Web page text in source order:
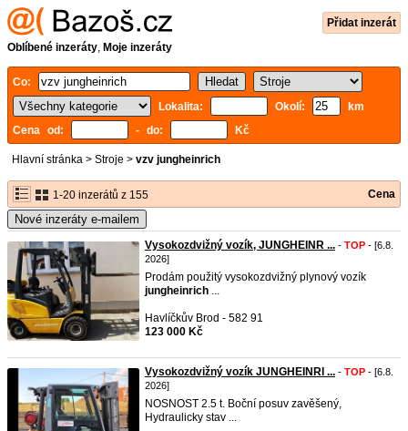
Přidat inzerát
Oblíbené inzeráty, Moje inzeráty
Co:
Lokalita:
Okolí:
km
Cena od:
- do: Kč
Hlavní stránka > Stroje > vzv jungheinrich
1-20 inzerátů z 155 Cena
Nové inzeráty e-mailem
Vysokozdvižný vozík, JUNGHEINR ... - TOP - [6.8.
2026]
Prodám použitý vysokozdvižný plynový vozík
jungheinrich ...
Havlíčkův Brod - 582 91
123 000 Kč
Vysokozdvižný vozík JUNGHEINRI ... - TOP - [6.8.
2026]
NOSNOST 2.5 t. Boční posuv zavěšený,
Hydraulicky stav ...